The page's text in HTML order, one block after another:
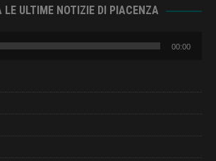
LE ULTIME NOTIZIE DI PIACENZA
00:00